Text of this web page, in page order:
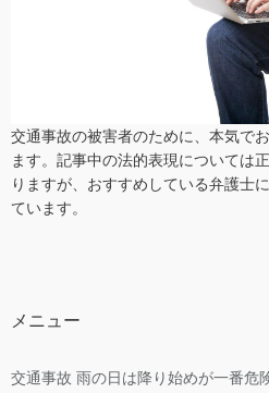
交通事故の被害者のために、本気で
ます。記事中の法的表現については
りますが、おすすめしている弁護士
ています。
メニュー
交通事故 雨の日は降り始めが一番危